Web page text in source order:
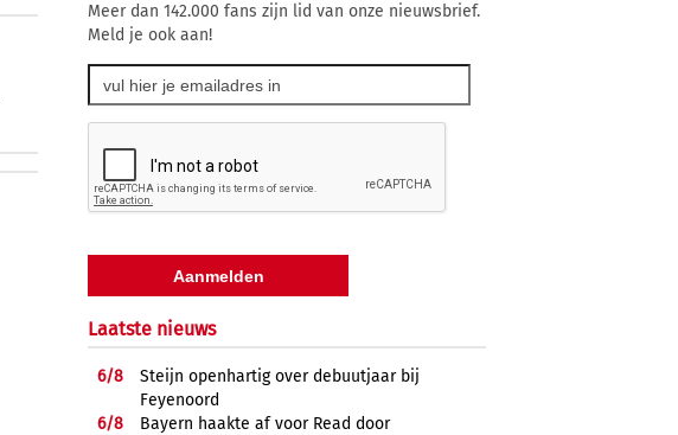
Meer dan 142.000 fans zijn lid van onze nieuwsbrief.
Meld je ook aan!
Laatste nieuws
6/8
Steijn openhartig over debuutjaar bij
Feyenoord
6/8
Bayern haakte af voor Read door